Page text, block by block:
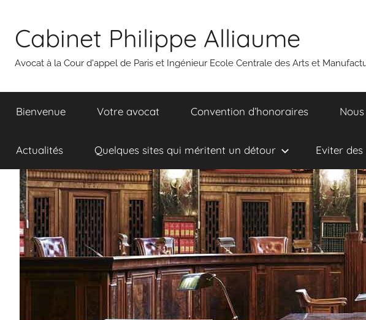
contenu
Cabinet Philippe Alliaume
Avocat à la Cour d'appel de Paris et Ingénieur Ecole Centrale des Arts et
Bienvenue Votre avocat Convention d’honoraires
Actualités Quelques sites qui méritent un détour Eviter